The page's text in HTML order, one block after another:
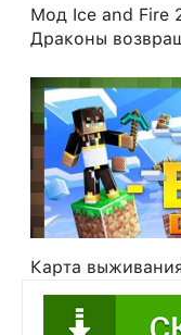
Мод Ice and Fire
Драконы
Карта